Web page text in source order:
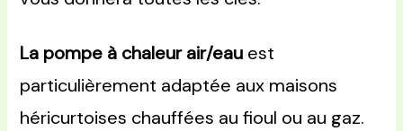
La pompe à chaleur air/eau est
particulièrement adaptée aux maisons
héricurtoises chauffées au fioul ou au gaz.